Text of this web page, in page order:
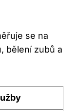
se na
bělení zubů a